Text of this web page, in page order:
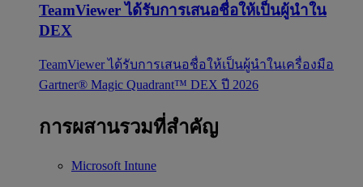
TeamViewer ได้รับการเสนอชื่อให้เป็นผู้นำใน
DEX
TeamViewer ได้รับการเสนอชื่อให้เป็นผู้นำในเครื่องมือ
Gartner® Magic Quadrant™ DEX ปี 2026
การผสานรวมที่สำคัญ
Microsoft Intune